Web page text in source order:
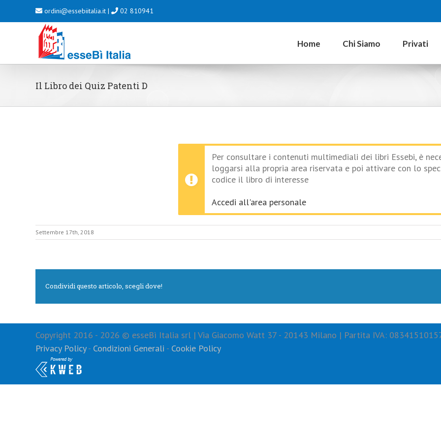
al
ordini@essebiitalia.it | 02 810941
Home Chi Siamo Privati
Il Libro dei Quiz Patenti D
Per consultare i contenuti multimediali dei libri Essebi, è
loggarsi alla propria area riservata e poi attivare con lo
codice il libro di interesse
Accedi all'area personale
Settembre 17th, 2018
Condividi questo articolo, scegli dove!
Copyright 2016 - 2026 © esseBì Italia srl | Via Giacomo Watt 37 - 20143 Milano | Partita IVA:
Privacy Policy- Condizioni Generali - Cookie Policy